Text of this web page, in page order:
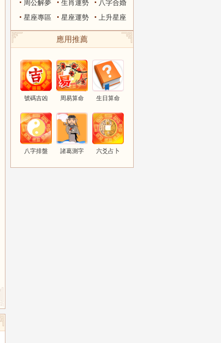
周公解夢 生肖運勢
八字合婚
星座專區
星座運勢 上升星座
應用推薦
號碼吉凶 周易算命 生日算命
八字排盤 諸葛測字 六爻占卜